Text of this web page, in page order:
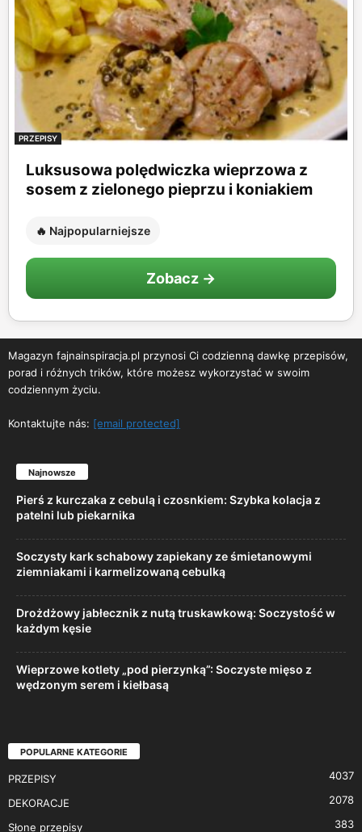
PRZEPISY
Luksusowa polędwiczka wieprzowa z
sosem z zielonego pieprzu i koniakiem
🔥 Najpopularniejsze
Zobacz →
Magazyn fajnainspiracja.pl przynosi Ci codzienną dawkę przepisów,
porad i różnych trików, które możesz wykorzystać w swoim
codziennym życiu.
Kontaktujte nás: [email protected]
Najnowsze
Pierś z kurczaka z cebulą i czosnkiem: Szybka kolacja z
patelni lub piekarnika
Soczysty kark schabowy zapiekany ze śmietanowymi
ziemniakami i karmelizowaną cebulką
Drożdżowy jabłecznik z nutą truskawkową: Soczystość w
każdym kęsie
Wieprzowe kotlety „pod pierzynką”: Soczyste mięso z
wędzonym serem i kiełbasą
POPULARNE KATEGORIE
PRZEPISY 4037
DEKORACJE 2078
Słone przepisy 383